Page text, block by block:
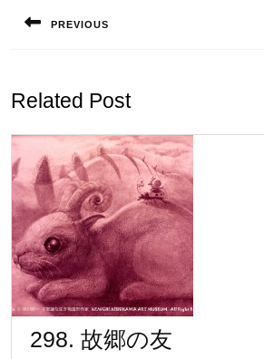
ナ
ゲ
ー
シ
ョ
ン
PREVIOUS
Related Post
298. 故郷の友